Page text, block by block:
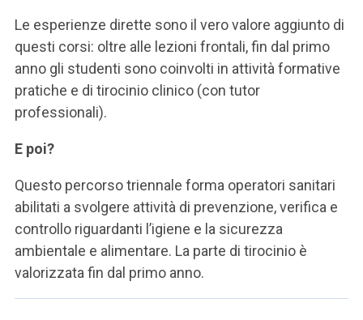
Le esperienze dirette sono il vero valore aggiunto di
questi corsi: oltre alle lezioni frontali, fin dal primo
anno gli studenti sono coinvolti in attività formative
pratiche e di tirocinio clinico (con tutor
professionali).
E poi?
Questo percorso triennale forma operatori sanitari
abilitati a svolgere attività di prevenzione, verifica e
controllo riguardanti l’igiene e la sicurezza
ambientale e alimentare. La parte di tirocinio è
valorizzata fin dal primo anno.